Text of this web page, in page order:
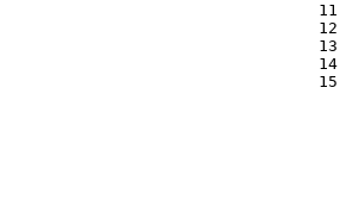
11
12
13
14
15